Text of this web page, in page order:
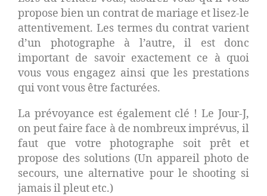
propose bien un contrat de mariage et lisez-le
attentivement. Les termes du contrat varient
d’un photographe à l’autre, il est donc
important de savoir exactement ce à quoi
vous vous engagez ainsi que les prestations
qui vont vous être facturées.
La prévoyance est également clé ! Le Jour-J,
on peut faire face à de nombreux imprévus, il
faut que votre photographe soit prêt et
propose des solutions (Un appareil photo de
secours, une alternative pour le shooting si
jamais il pleut etc.)